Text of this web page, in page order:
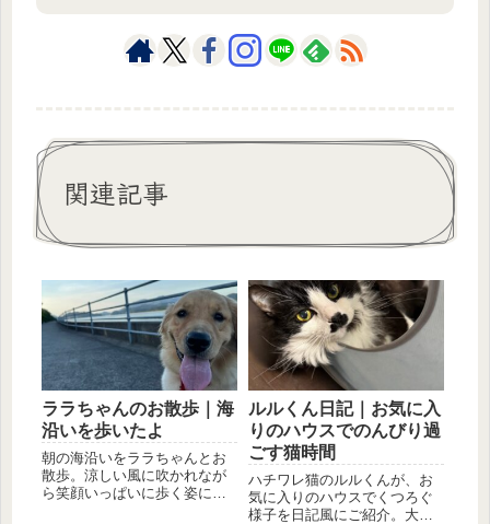
関連記事
ララちゃんのお散歩｜海
沿いを歩いたよ
朝の海沿いをララちゃんとお
散歩。涼しい風に吹かれなが
ら笑顔いっぱいに歩く姿に癒
ルルくん日記｜お気に入
りのハウスでのんびり過
ごす猫時間
ハチワレ猫のルルくんが、お
気に入りのハウスでくつろぐ
様子を日記風にご紹介。大あ